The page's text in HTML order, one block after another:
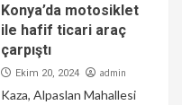
Konya’da motosiklet
ile hafif ticari araç
çarpıştı
Ekim 20, 2024 admin
Kaza, Alpaslan Mahallesi